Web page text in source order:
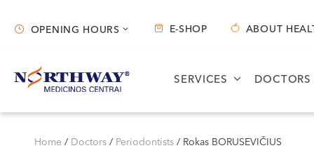
Opening hours
Vilnius
S. Žukausko g. 19
Kaunas
Miško g. 25A
OPENING HOURS E-SHOP ABOUT
SERVICES DOCTORS
Home / Doctors / Periodontists / Rokas BORUSEVIČIUS